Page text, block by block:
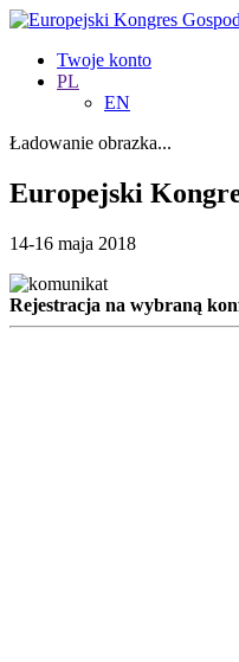
Twoje konto
PL
EN
Ładowanie obrazka...
Europejski
14-16 maja 2018
Rejestracja na wybraną